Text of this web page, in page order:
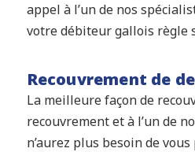
appel à l’un de nos
votre débiteur gallois règle
Recouvrement de
La meilleure façon de
recouvrement et à l’un de
n’aurez plus besoin de